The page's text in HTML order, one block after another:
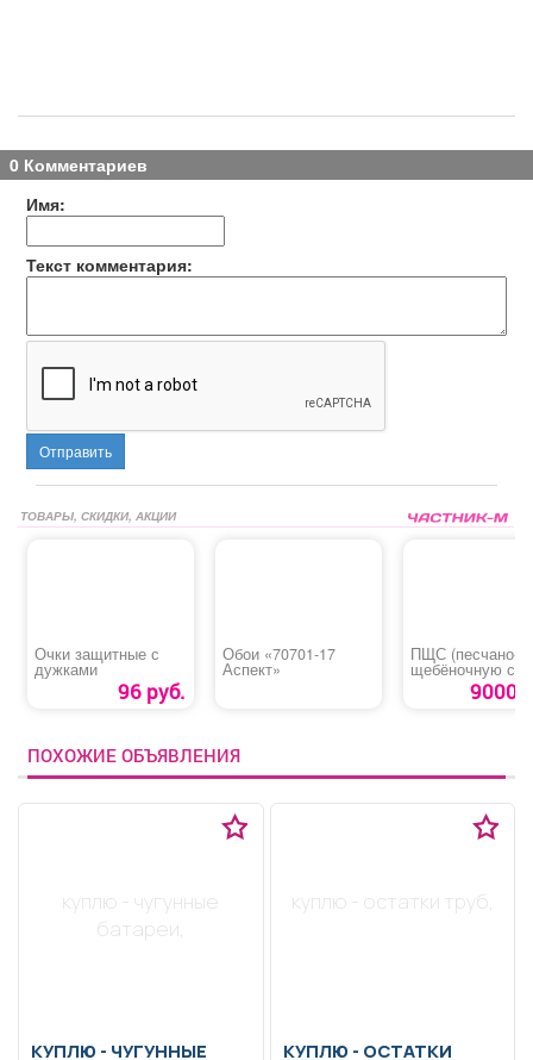
0 Комментариев
Имя:
Текст комментария:
Отправить
ТОВАРЫ, СКИДКИ, АКЦИИ
Очки защитные с
дужками
96 руб.
Обои «70701-17
Аспект»
ПЩС (песчано-
щебёночную
9000
ПОХОЖИЕ ОБЪЯВЛЕНИЯ
куплю - чугунные
батареи,
КУПЛЮ - ЧУГУННЫЕ
куплю - остатки труб,
КУПЛЮ - ОСТАТКИ